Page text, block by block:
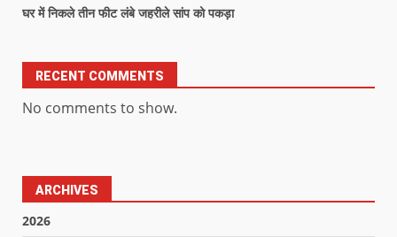
घर में निकले तीन फीट लंबे जहरीले सांप को पकड़ा
RECENT COMMENTS
No comments to show.
ARCHIVES
2026